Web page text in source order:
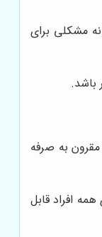
مشکلی برای
باشد.
به صرفه
افراد قابل